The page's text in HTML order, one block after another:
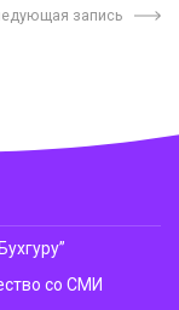
запись
со СМИ